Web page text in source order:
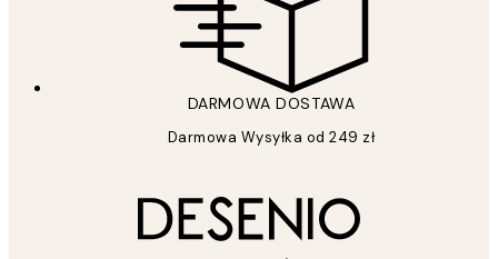
DARMOWA DOSTAWA
Darmowa Wysyłka od 249 zł